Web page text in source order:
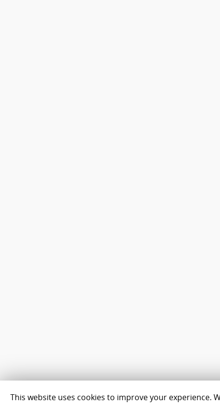
This website uses cookies to improve your experience.